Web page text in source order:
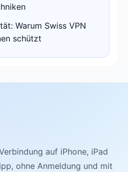
Warum Swiss VPN
schützt
auf iPhone, iPad
ohne Anmeldung und mit